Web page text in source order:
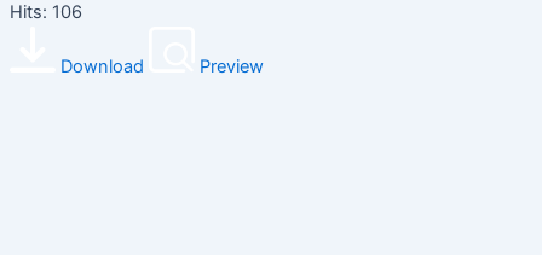
Hits: 106
Download Preview